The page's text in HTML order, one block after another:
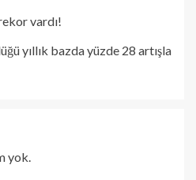
vardı!
yıllık bazda yüzde 28 artışla
yok.